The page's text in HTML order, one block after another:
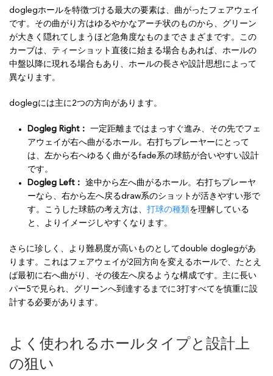
doglegホールを特徴づける最大の要素は、曲がったフェアウェイ
です。その曲がり方はゆるやかなアーチ状のものから、グリーン
が大きく隠れてしまうほど急角度なものまでさまざまです。この
カーブは、ティーショット直後に始まる場合もあれば、ホールの
中盤以降に現れる場合もあり、ホールの長さや設計思想によって
異なります。
doglegには主に2つの方向があります。
Dogleg Right：
一定距離まではまっすぐ進み、その先でフェ
アウェイが右へ曲がるホール。右打ちプレーヤーにとって
は、左から右へゆるく曲がるfade系の球筋が合いやすい設計
です。
Dogleg Left：
途中から左へ曲がるホール。右打ちプレーヤ
ーなら、右から左へ戻るdraw系のショットが活きやすい形で
す。こうした球筋の考え方は、 打球の種類を理解している
と、よりイメージしやすくなります。
さらに珍しく、より難易度が高いものとしてdouble doglegがあ
ります。これはフェアウェイが2回方向を変えるホールで、たとえ
ば最初に右へ曲がり、その後左へ戻るような構成です。主に長い
パー5で見られ、グリーンへ到達するまでに3打すべてを慎重に設
計する必要があります。
よく使われるホールタイプと設計上
の狙い